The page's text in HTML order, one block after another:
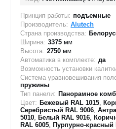
Принцип работы: подъемные
Производитель: Alutech
Страна производства:
Ширина: 3375 мм
Высота: 2750 мм
Автоматика в комплекте: да
Возможность установки
Система уравновешивания
пружины
Тип панели: Панорамное
Цвет: Бежевый RAL 1015,
Серебристый RAL 9006,
5010, Белый RAL 9016,
RAL 6005, Пурпурно-красный